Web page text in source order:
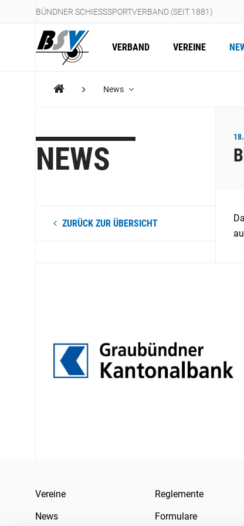
BÜNDNER SCHIESSSPORTVERBAND (SEIT 1881)
VERBAND VEREINE
News
NEWS
ZURÜCK ZUR ÜBERSICHT
Vereine
News
Reglemente
Formulare